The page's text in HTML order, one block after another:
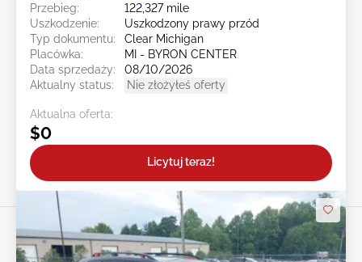
Przebieg:
122,327 mile
Uszkodzenie:
Uszkodzony prawy przód
Typ dokumentu:
Clear Michigan
Placówka:
MI - BYRON CENTER
Data sprzedaży:
08/10/2026
Aktualny status:
Nie złożyłeś oferty
Aktualna oferta:
$0
Licytuj teraz!